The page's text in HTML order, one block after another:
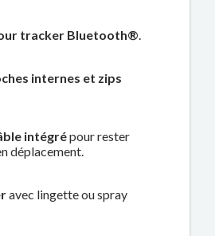
tracker Bluetooth®.
internes et zips
intégrépour rester
déplacement.
avec lingette ou spray